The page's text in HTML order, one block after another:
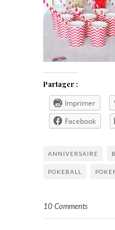
Partager :
Imprimer
Facebook
ANNIVERSAIRE
POKEBALL
10 Comments